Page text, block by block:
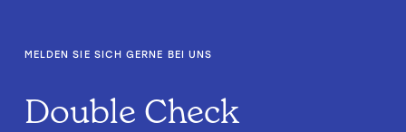
MELDEN SIE SICH GERNE BEI UNS
Double Check